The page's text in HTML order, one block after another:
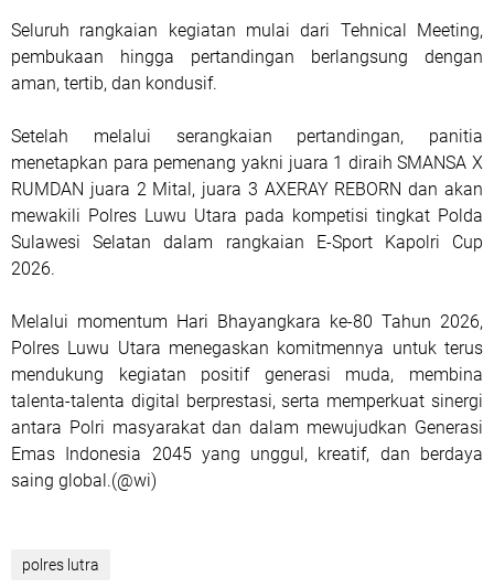
Seluruh rangkaian kegiatan mulai dari Tehnical Meeting,
pembukaan hingga pertandingan berlangsung dengan
aman, tertib, dan kondusif.
Setelah melalui serangkaian pertandingan, panitia
menetapkan para pemenang yakni juara 1 diraih SMANSA X
RUMDAN juara 2 Mital, juara 3 AXERAY REBORN dan akan
mewakili Polres Luwu Utara pada kompetisi tingkat Polda
Sulawesi Selatan dalam rangkaian E-Sport Kapolri Cup
2026.
Melalui momentum Hari Bhayangkara ke-80 Tahun 2026,
Polres Luwu Utara menegaskan komitmennya untuk terus
mendukung kegiatan positif generasi muda, membina
talenta-talenta digital berprestasi, serta memperkuat sinergi
antara Polri masyarakat dan dalam mewujudkan Generasi
Emas Indonesia 2045 yang unggul, kreatif, dan berdaya
saing global.(@wi)
polres lutra